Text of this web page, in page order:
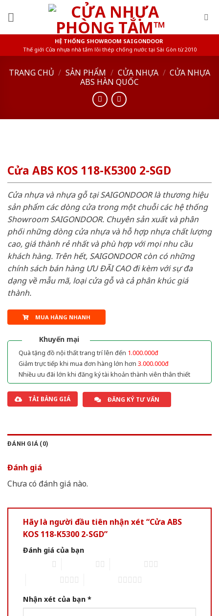
HỆ THỐNG SHOWROOM SAIGONDOOR
Thế giới Cửa nhựa nhà tắm lõi thép chống nước tại Sài Gòn từ 2010
TRANG CHỦ / SẢN PHẨM / CỬA NHỰA / CỬA NHỰA
ABS HÀN QUỐC
Cửa ABS KOS 118-K5300 2-SGD
Cửa nhựa và nhựa gỗ tại SAIGONDOOR là thương hiệu
sản phẩm các dòng cửa trong một chuỗi các hệ thống
Showroom SAIGONDOOR. Chuyên sản xuất và phân
phối những dòng cửa nhựa và hỗ hợp nhựa chất lượng
cao, giá thành rẻ nhất và phù hợp với mọi nhu cầu
khách hàng. Trên hết, SAIGONDOOR còn có những
chính sách bán hàng ƯU ĐÃI CAO đi kèm với sự đa
dạng về mẫu mã, loại cửa gỗ và cả phân khúc giá
thành.
MUA HÀNG NHANH
Khuyến mại
Quà tặng đồ nội thất trang trí lên đến 1.000.000đ
Giảm trực tiếp khi mua đơn hàng lớn hơn 3.000.000đ
Nhiều ưu đãi lớn khi đăng ký tài khoản thành viên thân thiết
TẢI BẢNG GIÁ ĐĂNG KÝ TƯ VẤN
ĐÁNH GIÁ (0)
Đánh giá
Chưa có đánh giá nào.
Hãy là người đầu tiên nhận xét “Cửa ABS
KOS 118-K5300 2-SGD”
Đánh giá của bạn
Nhận xét của bạn *